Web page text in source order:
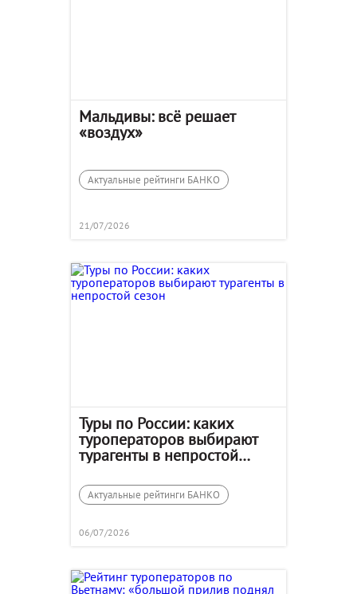
Мальдивы: всё решает
«воздух»
Актуальные рейтинги БАНКО
21/07/2026
Туры по России: каких
туроператоров выбирают
турагенты в непростой
Актуальные рейтинги БАНКО
06/07/2026